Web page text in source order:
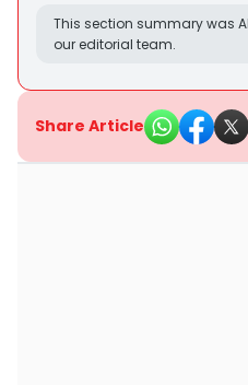
This section summary was
our editorial team.
Share Article